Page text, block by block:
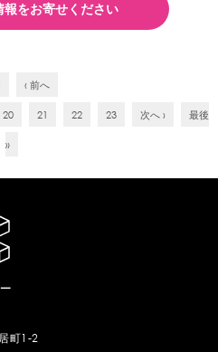
報をお寄せください
‹ 前へ
20 21 22 23 次へ › 最後
»
町1-2